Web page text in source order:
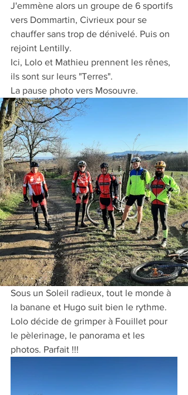
J'emmène alors un groupe de 6 sportifs
vers Dommartin, Civrieux pour se
chauffer sans trop de dénivelé. Puis on
rejoint Lentilly.
Ici, Lolo et Mathieu prennent les rênes,
ils sont sur leurs "Terres".
La pause photo vers Mosouvre.
Sous un Soleil radieux, tout le monde à
la banane et Hugo suit bien le rythme.
Lolo décide de grimper à Fouillet pour
le pèlerinage, le panorama et les
photos. Parfait !!!